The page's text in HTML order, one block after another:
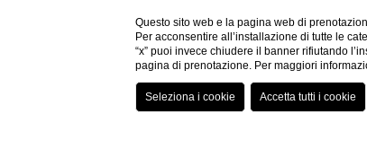
Questo sito web e la pagina web di
Per acconsentire all’installazione di tutte le
“x” puoi invece chiudere il banner rifiutando
pagina di prenotazione. Per maggiori